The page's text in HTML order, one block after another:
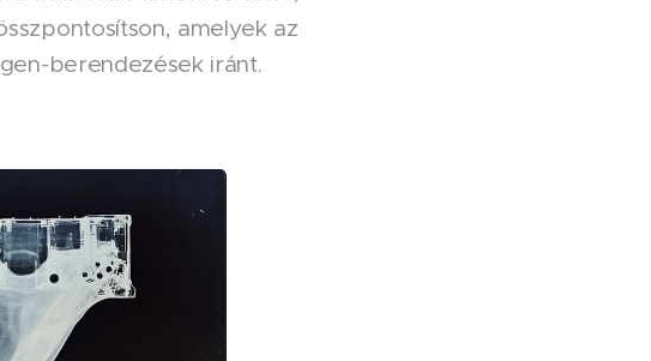
amelyek az
berendezések iránt.